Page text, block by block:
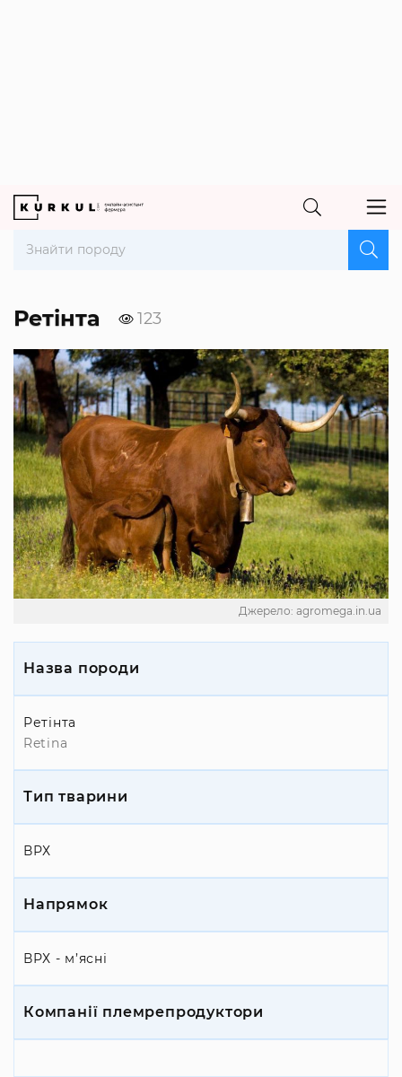
Ретінта 123
Джерело: agromega.in.ua
Назва породи
Ретінта
Retina
Тип тварини
ВРХ
Напрямок
ВРХ - м’ясні
Компанії племрепродуктори